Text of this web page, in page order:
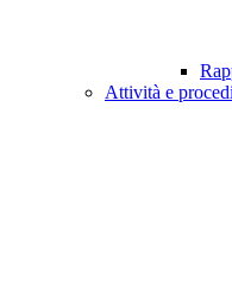
Attività e